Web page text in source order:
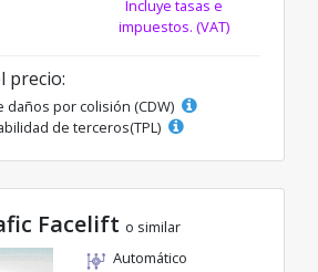
Incluye tasas e
impuestos. (VAT)
precio:
daños por colisión (CDW)
de terceros(TPL)
Facelift o similar
Automático